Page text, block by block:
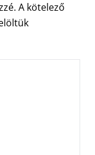
A kötelező